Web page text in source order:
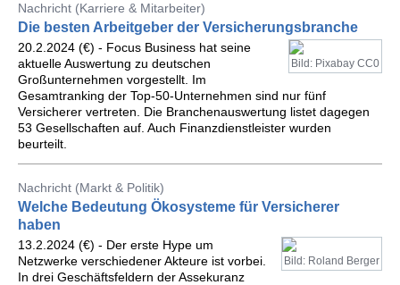
Nachricht (Karriere & Mitarbeiter)
Die besten Arbeitgeber der Versicherungsbranche
Bild: Pixabay CC0
20.2.2024 (€) - Focus Business hat seine
aktuelle Auswertung zu deutschen
Großunternehmen vorgestellt. Im
Gesamtranking der Top-50-Unternehmen sind nur fünf
Versicherer vertreten. Die Branchenauswertung listet dagegen
53 Gesellschaften auf. Auch Finanzdienstleister wurden
beurteilt.
Nachricht (Markt & Politik)
Welche Bedeutung Ökosysteme für Versicherer
haben
Bild: Roland Berger
13.2.2024 (€) - Der erste Hype um
Netzwerke verschiedener Akteure ist vorbei.
In drei Geschäftsfeldern der Assekuranz